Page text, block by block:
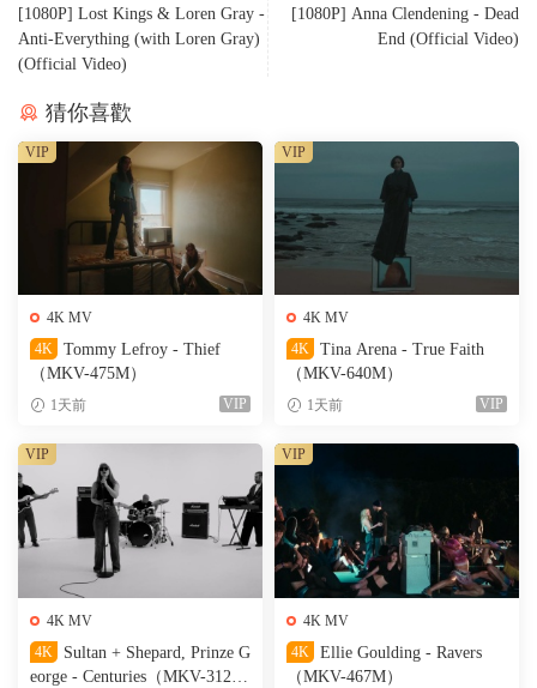
[1080P] Lost Kings & Loren Gray -
Anti-Everything (with Loren Gray)
(Official Video)
[1080P] Anna Clendening - Dead
End (Official Video)
猜你喜歡
4K MV
4K
Tommy Lefroy - Thief
（MKV-475M）
1天前 VIP
VIP
4K MV
4K
Tina Arena - True Faith
（MKV-640M）
1天前 VIP
VIP
4K MV
4K
Sultan + Shepard, Prinze G
eorge - Centuries（MKV-312
VIP
4K MV
4K
Ellie Goulding - Ravers
（MKV-467M）
VIP